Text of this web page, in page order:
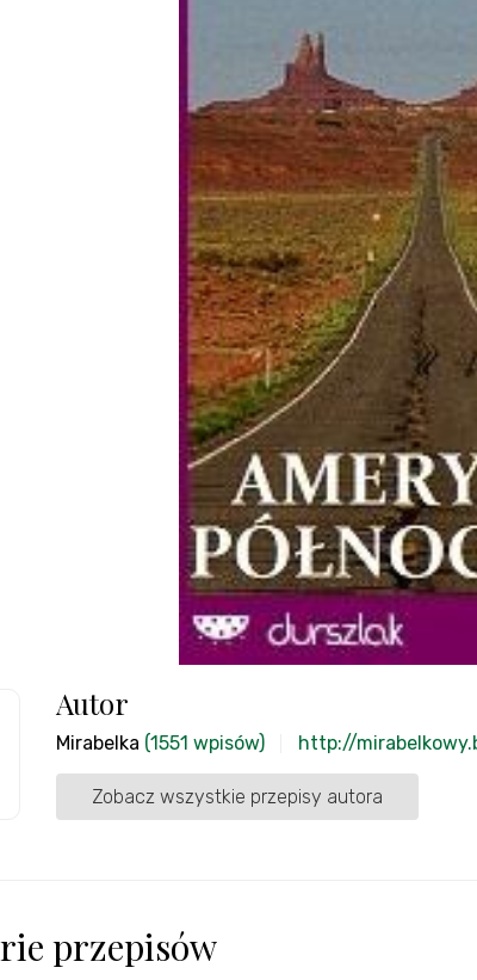
Autor
Mirabelka (1551 wpisów) http://
Zobacz wszystkie przepisy autora
przepisów